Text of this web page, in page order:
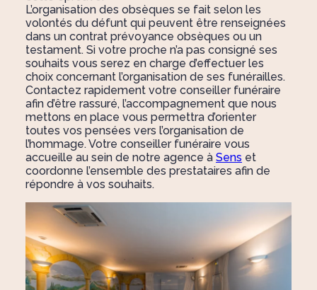
L’organisation des obsèques se fait selon les
volontés du défunt qui peuvent être renseignées
dans un contrat prévoyance obsèques ou un
testament. Si votre proche n’a pas consigné ses
souhaits vous serez en charge d’effectuer les
choix concernant l’organisation de ses funérailles.
Contactez rapidement votre conseiller funéraire
afin d’être rassuré, l’accompagnement que nous
mettons en place vous permettra d’orienter
toutes vos pensées vers l’organisation de
l’hommage. Votre conseiller funéraire vous
accueille au sein de notre agence à Sens et
coordonne l’ensemble des prestataires afin de
répondre à vos souhaits.